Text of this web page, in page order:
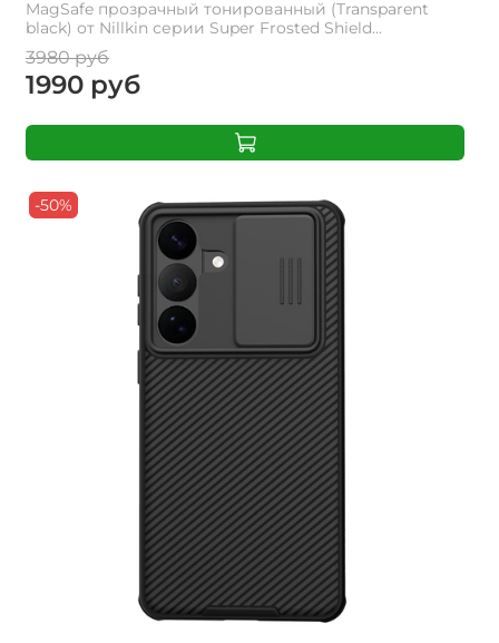
MagSafe прозрачный тонированный (Transparent
black) от Nillkin серии Super Frosted Shield...
3980 руб
1990 руб
-50%